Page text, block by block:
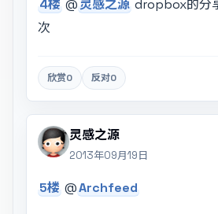
4楼 @灵感之源 dropbox的分
次
欣赏0 反对0
灵感之源
2013年09月19日
5楼 @Archfeed